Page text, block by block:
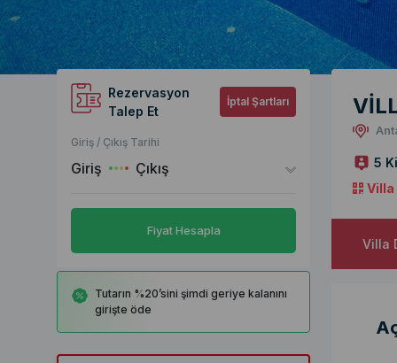
Rezervasyon
Talep Et
İptal Şartları
Giriş / Çıkış Tarihi
Giriş Çıkış
Fiyat Hesapla
Tutarın %20’sini şimdi geriye kalanını
girişte öde
5
Villa
Villa